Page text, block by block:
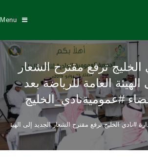
Menu
الخليج ترفع مقترح الشعار
الهيئة العامة للرياضة بعد
#عموميةنادي_الخليج
#نادي الخليج ترفع مقترح الشعار الجديد إلى